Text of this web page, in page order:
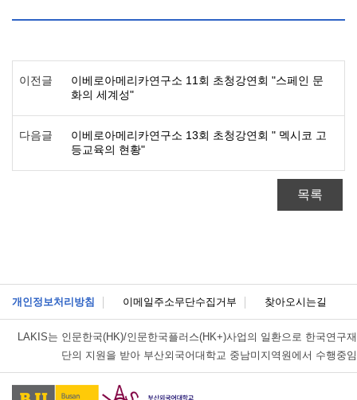
이전글
이베로아메리카연구소 11회 초청강연회 "스페인 문
화의 세계성"
다음글
이베로아메리카연구소 13회 초청강연회 " 멕시코 고
등교육의 현황"
목록
개인정보처리방침 이메일주소무단수집거부 찾아오시는길
LAKIS는 인문한국(HK)/인문한국플러스(HK+)사업의 일환으로 한국연구재
단의 지원을 받아 부산외국어대학교 중남미지역원에서 수행중임